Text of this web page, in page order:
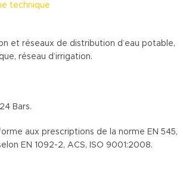
technique
et réseaux de distribution d’eau potable,
réseau d’irrigation.
Bars.
aux prescriptions de la norme EN 545,
EN 1092-2, ACS, ISO 9001:2008.